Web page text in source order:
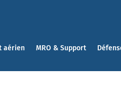
aérien MRO & Support